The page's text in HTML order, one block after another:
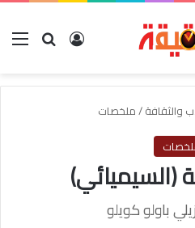
بحث عنتسجيل
والثقافة/ملخصات
(السيميائي)
باولو كويلو